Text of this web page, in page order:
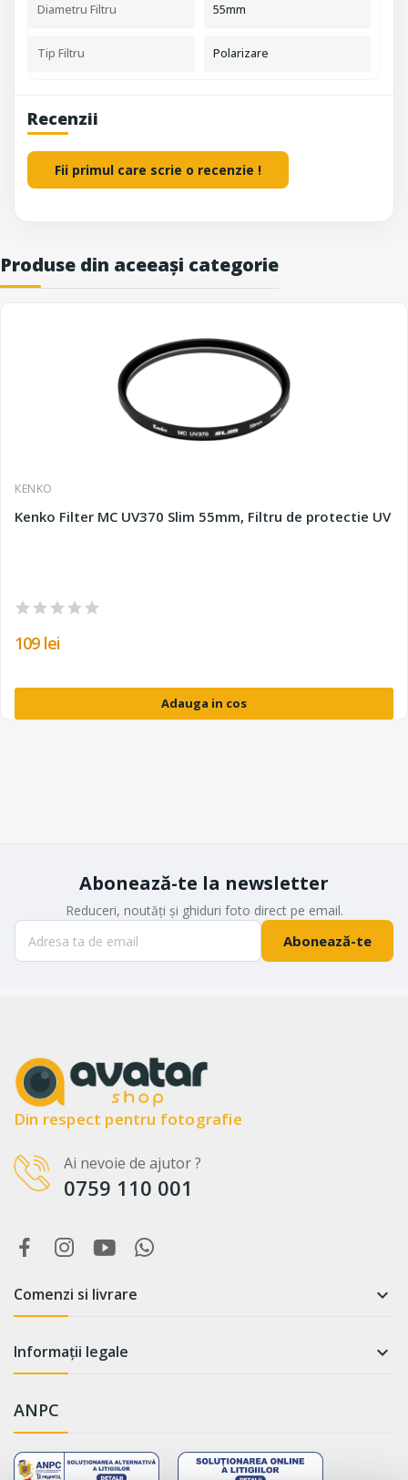
WhatsApp
Diametru Filtru 55mm
Tip Filtru Polarizare
Recenzii
Fii primul care scrie o recenzie !
Produse din aceeași categorie
KENKO
Kenko Filter MC UV370 Slim 55mm, Filtru de protectie UV
109 lei
Adauga in cos
Abonează-te la newsletter
Reduceri, noutăți și ghiduri foto direct pe email.
Abonează-te
Din respect pentru fotografie
Ai nevoie de ajutor ?
0759 110 001
Comenzi si livrare 
Informații legale 
ANPC